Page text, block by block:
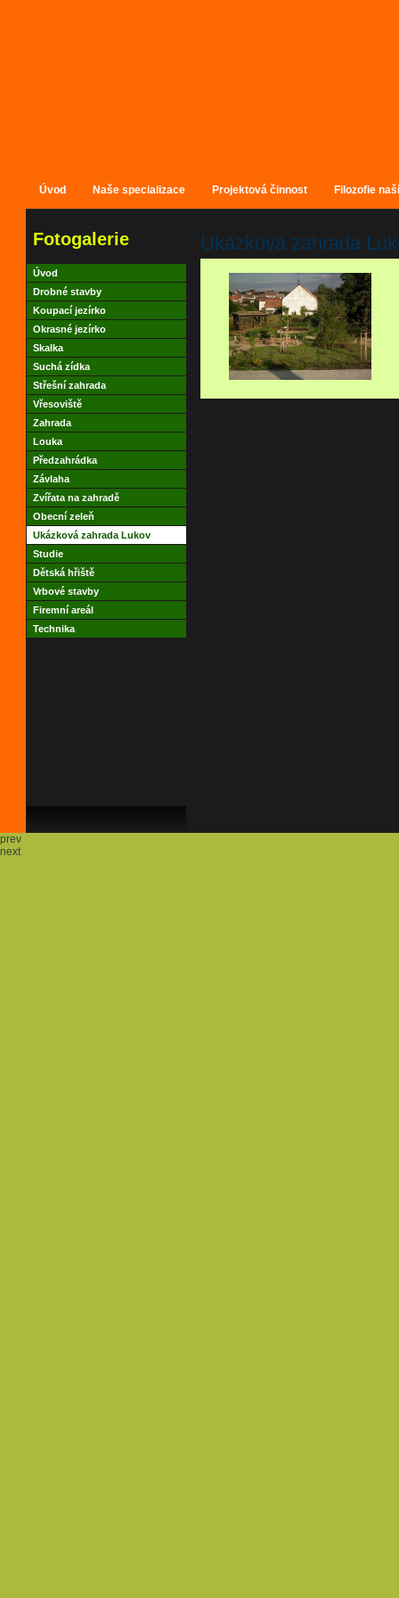
Úvod Naše specializace Projektová činnost Filozofie
Fotogalerie
Úvod
Drobné stavby
Koupací jezírko
Okrasné jezírko
Skalka
Suchá zídka
Střešní zahrada
Vřesoviště
Zahrada
Louka
Předzahrádka
Závlaha
Zvířata na zahradě
Obecní zeleň
Ukázková zahrada Lukov
Studie
Dětská hřiště
Vrbové stavby
Firemní areál
Technika
Ukázková zahrada
prev
next